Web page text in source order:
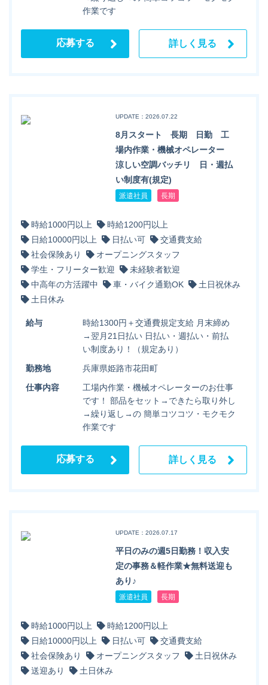
作業です
応募する 詳しく見る
UPDATE：2026.07.22
8月スタート 長期 日勤 工
場内作業・機械オペレーター
涼しい空調バッチリ 日・週払
い制度有(規定)
派遣社員 長期
時給1000円以上
時給1200円以上
日給10000円以上
日払い可
交通費支給
社会保険あり
オープニングスタッフ
学生・フリーター歓迎
未経験者歓迎
中高年の方活躍中
車・バイク通勤OK
土日祝休み
土日休み
給与
時給1300円＋交通費規定支給 月末締め
→翌月21日払い 日払い・週払い・前払
い制度あり！（規定あり）
勤務地
兵庫県姫路市花田町
仕事内容
工場内作業・機械オペレーターのお仕事
です！ 部品をセット→できたら取り外し
→繰り返し→の 簡単コツコツ・モクモク
作業です
応募する 詳しく見る
UPDATE：2026.07.17
平日のみの週5日勤務！収入安
定の事務＆軽作業★無料送迎も
あり♪
派遣社員 長期
時給1000円以上
時給1200円以上
日給10000円以上
日払い可
交通費支給
社会保険あり
オープニングスタッフ
土日祝休み
送迎あり
土日休み